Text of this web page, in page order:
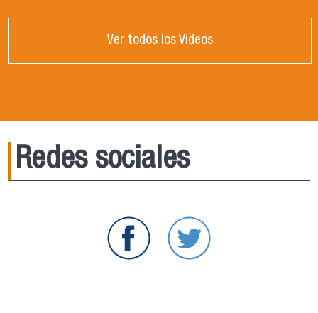
Ver todos los Videos
Redes sociales